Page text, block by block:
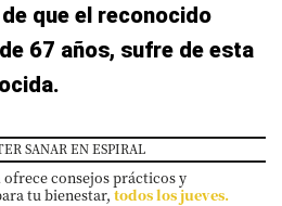
que el reconocido
67 años, sufre de esta
SANAR EN ESPIRAL
ofrece consejos prácticos y
tu bienestar,todos los jueves.